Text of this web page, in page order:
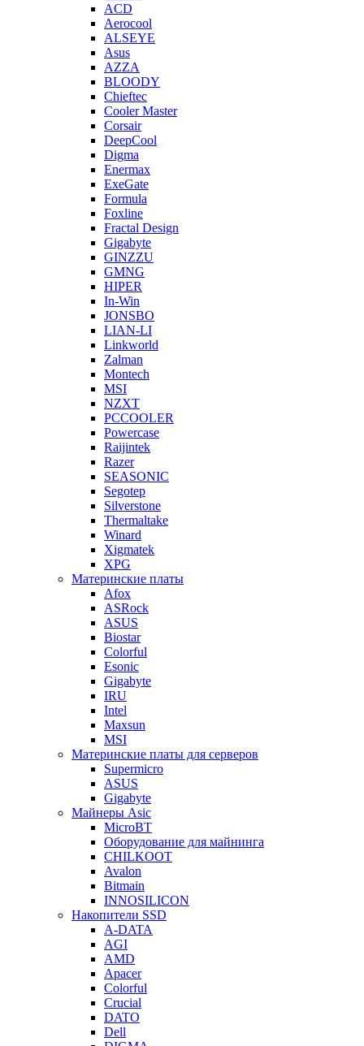
ACD
Aerocool
ALSEYE
Asus
AZZA
BLOODY
Chieftec
Cooler Master
Corsair
DeepCool
Digma
Enermax
ExeGate
Formula
Foxline
Fractal Design
Gigabyte
GINZZU
GMNG
HIPER
In-Win
JONSBO
LIAN-LI
Linkworld
Zalman
Montech
MSI
NZXT
PCCOOLER
Powercase
Raijintek
Razer
SEASONIC
Segotep
Silverstone
Thermaltake
Winard
Xigmatek
XPG
Материнские платы
Afox
ASRock
ASUS
Biostar
Colorful
Esonic
Gigabyte
IRU
Intel
Maxsun
MSI
Материнские платы для серверов
Supermicro
ASUS
Gigabyte
Майнеры Asic
MicroBT
Оборудование для майнинга
CHILKOOT
Avalon
Bitmain
INNOSILICON
Накопители SSD
A-DATA
AGI
AMD
Apacer
Colorful
Crucial
DATO
Dell